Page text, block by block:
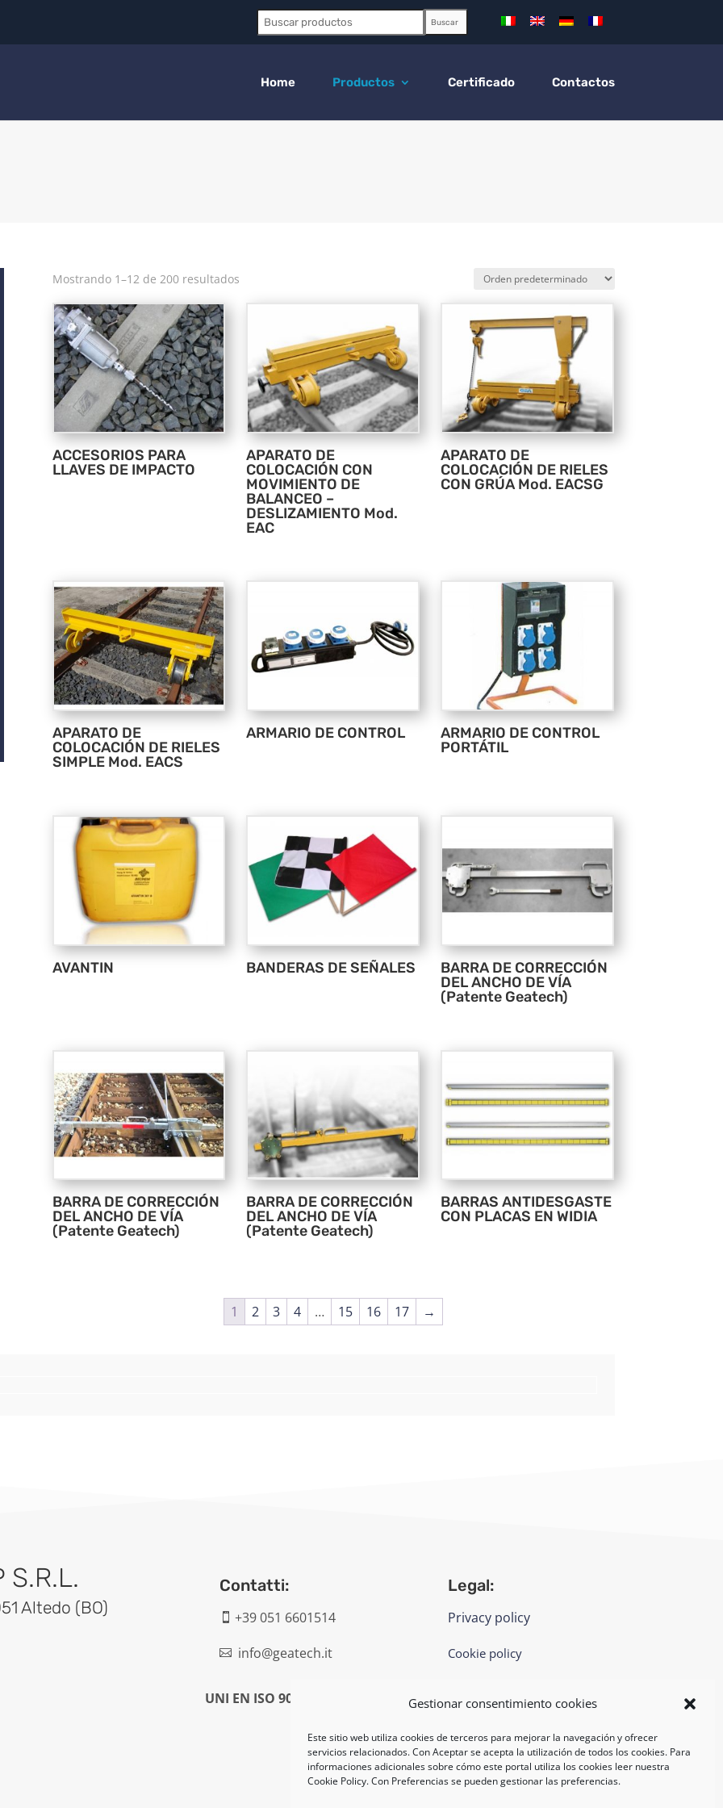
Gestionar consentimiento cookies
Este sitio web utiliza cookies de terceros para mejorar la navegación y ofrecer
servicios relacionados. Con Aceptar se acepta la utilización de todos los cookies. Para
informaciones adicionales sobre cómo este portal utiliza los cookies leer nuestra
Cookie Policy. Con Preferencias se pueden gestionar las preferencias.
Buscar:
Buscar
Home Productos Certificado Contactos
Mostrando 1–12 de 200 resultados
ACCESORIOS PARA
LLAVES DE IMPACTO
APARATO DE
COLOCACIÓN CON
MOVIMIENTO DE
BALANCEO –
DESLIZAMIENTO Mod.
EAC
APARATO DE
COLOCACIÓN DE RIELES
CON GRÚA Mod. EACSG
APARATO DE
COLOCACIÓN DE RIELES
SIMPLE Mod. EACS
ARMARIO DE CONTROL
ARMARIO DE CONTROL
PORTÁTIL
AVANTIN BANDERAS DE SEÑALES
BARRA DE CORRECCIÓN
DEL ANCHO DE VÍA
(Patente Geatech)
BARRA DE CORRECCIÓN
DEL ANCHO DE VÍA
(Patente Geatech)
BARRA DE CORRECCIÓN
DEL ANCHO DE VÍA
(Patente Geatech)
BARRAS ANTIDESGASTE
CON PLACAS EN WIDIA
1 2 3 4 … 15 16 17 →
S.R.L.
Altedo (BO)
Contatti:
 +39 051 6601514
 info@geatech.it
UNI EN ISO 9001: 2015
Legal:
Privacy policy
Cookie policy
UNI EN ISO 14001: 2015